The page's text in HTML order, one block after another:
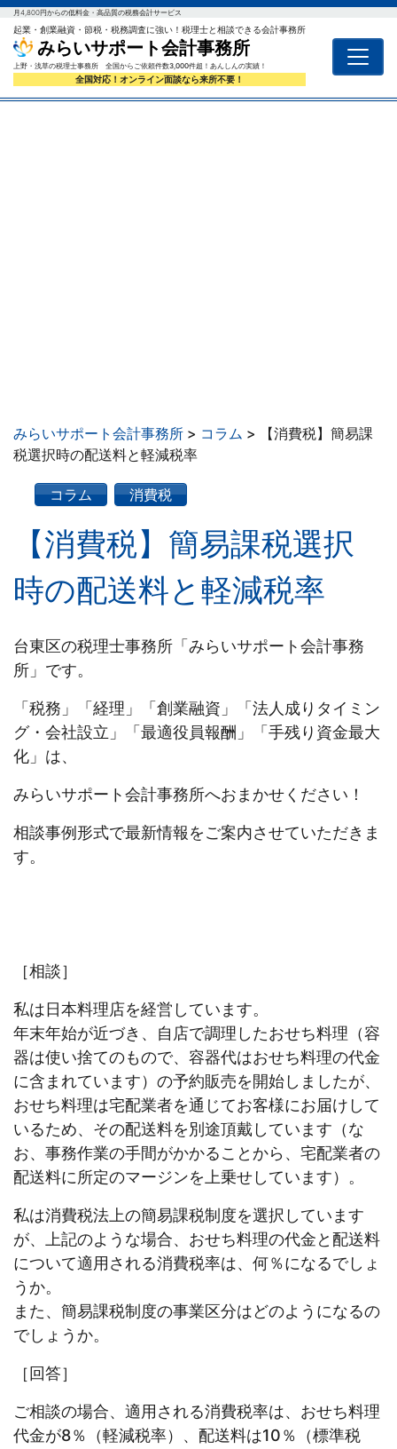
月4,800円からの低料金・高品質の税務会計サービス
起業・創業融資・節税・税務調査に強い！税理士と相談できる会計事務所
みらいサポート会計事務所
上野・浅草の税理士事務所 全国からご依頼件数3,000件超！あんしんの実績！
全国対応！オンライン面談なら来所不要！
みらいサポート会計事務所 > コラム >
【消費税】簡易課
税選択時の配送料と軽減税率
コラム 消費税
【消費税】簡易課税選択
時の配送料と軽減税率
台東区の税理士事務所「みらいサポート会計事務
所」です。
「税務」「経理」「創業融資」「法人成りタイミン
グ・会社設立」「最適役員報酬」「手残り資金最大
化」は、
みらいサポート会計事務所へおまかせください！
相談事例形式で最新情報をご案内させていただきま
す。
［相談］
私は日本料理店を経営しています。
年末年始が近づき、自店で調理したおせち料理（容
器は使い捨てのもので、容器代はおせち料理の代金
に含まれています）の予約販売を開始しましたが、
おせち料理は宅配業者を通じてお客様にお届けして
いるため、その配送料を別途頂戴しています（な
お、事務作業の手間がかかることから、宅配業者の
配送料に所定のマージンを上乗せしています）。
私は消費税法上の簡易課税制度を選択しています
が、上記のような場合、おせち料理の代金と配送料
について適用される消費税率は、何％になるでしょ
うか。
また、簡易課税制度の事業区分はどのようになるの
でしょうか。
［回答］
ご相談の場合、適用される消費税率は、おせち料理
代金が8％（軽減税率）、配送料は10％（標準税